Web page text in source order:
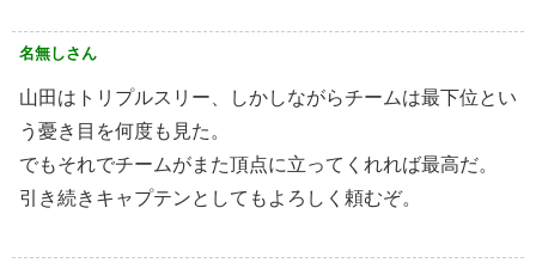
名無しさん
山田はトリプルスリー、しかしながらチームは最下位とい
う憂き目を何度も見た。
でもそれでチームがまた頂点に立ってくれれば最高だ。
引き続きキャプテンとしてもよろしく頼むぞ。